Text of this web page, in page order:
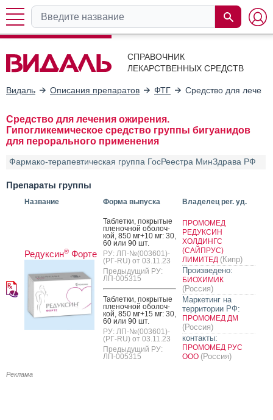
СПРАВОЧНИК
ЛЕКАРСТВЕННЫХ СРЕДСТВ
Видаль Описания препаратов ФТГ Средство для
Средство для лечения ожирения.
Гипогликемическое средство группы бигуанидов
для перорального применения
Фармако-терапевтическая группа ГосРеестра МинЗдрава РФ
Препараты группы
Название Форма выпуска Владелец рег. уд.
Редуксин® Форте
Таб­летки, пок­ры­тые
пле­ноч­ной обо­лоч­
кой, 850 мг+10 мг: 30,
60 или 90 шт.
РУ: ЛП-№(003601)-
(РГ-RU) от 03.11.23
Предыдущий РУ:
ЛП-005315
Таб­летки, пок­ры­тые
пле­ноч­ной обо­лоч­
кой, 850 мг+15 мг: 30,
60 или 90 шт.
РУ: ЛП-№(003601)-
(РГ-RU) от 03.11.23
Предыдущий РУ:
ЛП-005315
ПРОМОМЕД
РЕДУКСИН
ХОЛДИНГС
(САЙПРУС)
ЛИМИТЕД (Кипр)
Произведено:
БИОХИМИК
(Россия)
Маркетинг на
территории РФ:
ПРОМОМЕД ДМ
(Россия)
контакты:
ПРОМОМЕД РУС
ООО (Россия)
Реклама